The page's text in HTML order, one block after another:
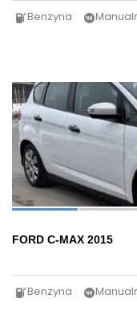
Benzyna
39
FORD C-MAX 2015
Benzyna